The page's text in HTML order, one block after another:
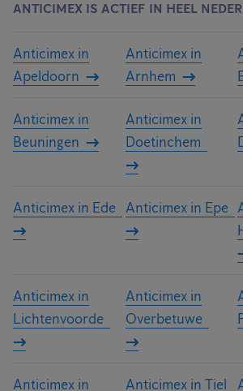
ANTICIMEX IS ACTIEF IN HEEL
Anticimex in
Apeldoorn
Anticimex in
Arnhem
Anticimex in
Beuningen
Anticimex in
Doetinchem
Anticimex in Ede Anticimex in Epe
Anticimex in
Lichtenvoorde
Anticimex in
Overbetuwe
Anticimex in
Anticimex in Tiel